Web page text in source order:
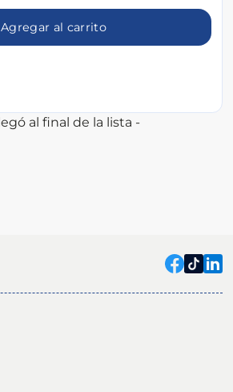
Agregar al carrito
al final de la lista -